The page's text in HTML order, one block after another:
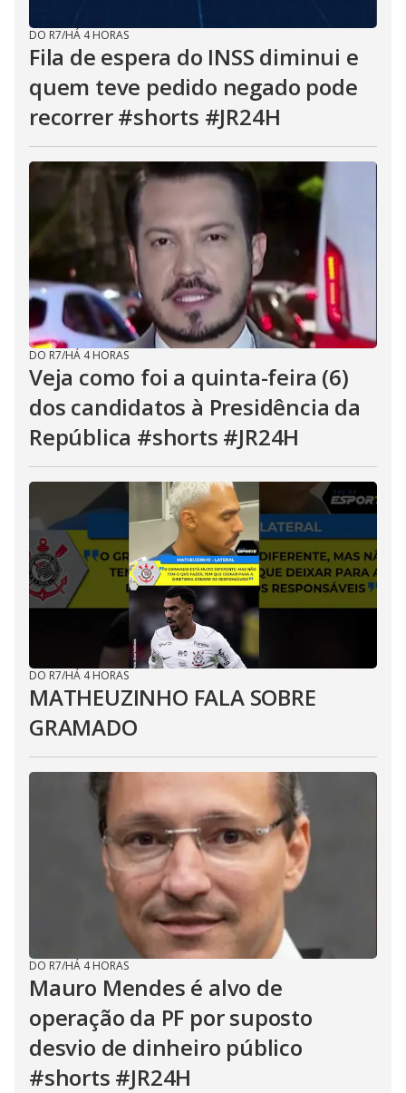
DO R7/HÁ 4 HORAS
Fila de espera do INSS diminui e
quem teve pedido negado pode
recorrer #shorts #JR24H
DO R7/HÁ 4 HORAS
Veja como foi a quinta-feira (6)
dos candidatos à Presidência da
República #shorts #JR24H
DO R7/HÁ 4 HORAS
MATHEUZINHO FALA SOBRE
GRAMADO
DO R7/HÁ 4 HORAS
Mauro Mendes é alvo de
operação da PF por suposto
desvio de dinheiro público
#shorts #JR24H